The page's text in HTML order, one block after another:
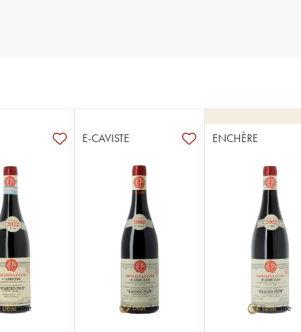
E-CAVISTE ENCHÈRE